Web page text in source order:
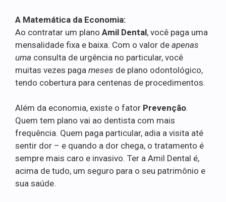
A Matemática da Economia:
Ao contratar um plano Amil Dental, você paga uma
mensalidade fixa e baixa. Com o valor de apenas
uma consulta de urgência no particular, você
muitas vezes paga meses de plano odontológico,
tendo cobertura para centenas de procedimentos.
Além da economia, existe o fator Prevenção.
Quem tem plano vai ao dentista com mais
frequência. Quem paga particular, adia a visita até
sentir dor – e quando a dor chega, o tratamento é
sempre mais caro e invasivo. Ter a Amil Dental é,
acima de tudo, um seguro para o seu patrimônio e
sua saúde.